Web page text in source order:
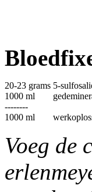
20-23 grams 5-
1000 ml
--------
1000 ml
Voeg de